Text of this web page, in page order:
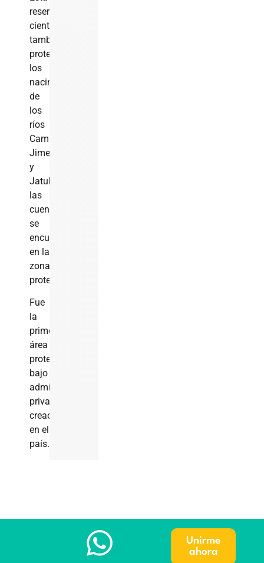
reserva
científica
también
protege
los
nacimientos
de
los
ríos
Camú,
Jimenoa
y
Jatubey,
las
cuencas
se
encuentran
en la
zona
protegida.
Fue
la
primera
área
protegida
bajo
administración
privada
creada
en el
país.
Unirme
ahora